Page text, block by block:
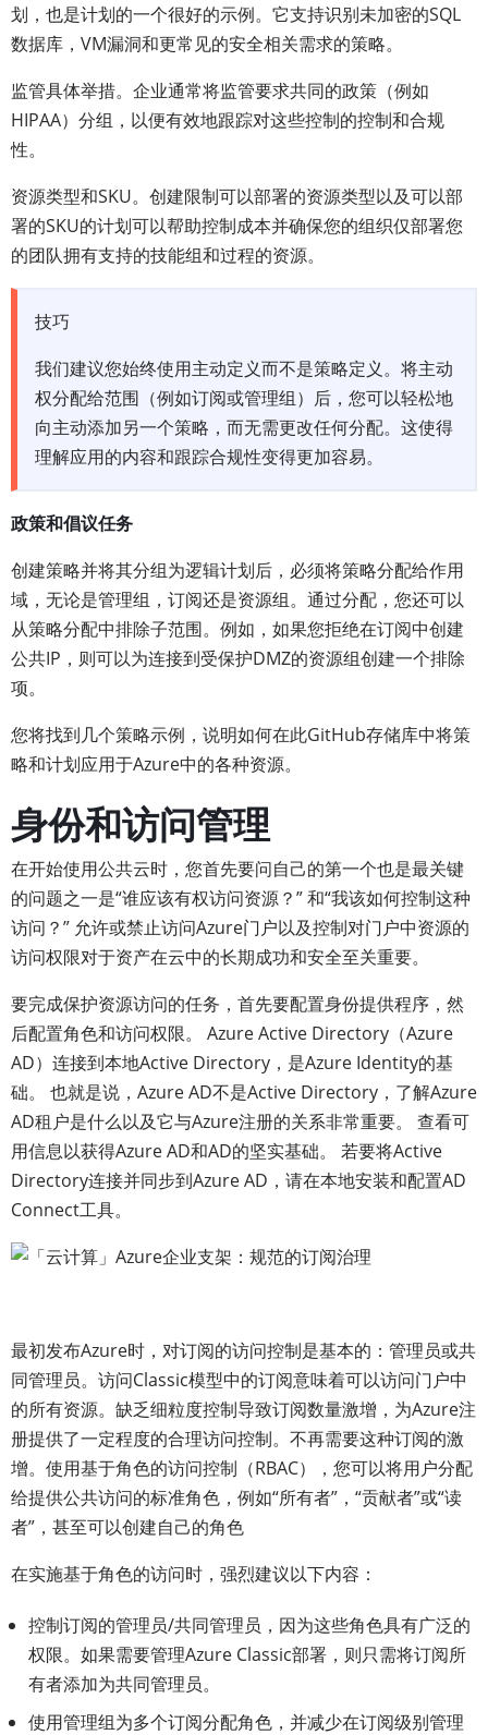
划，也是计划的一个很好的示例。它支持识别未加密的SQL
数据库，VM漏洞和更常见的安全相关需求的策略。
监管具体举措。企业通常将监管要求共同的政策（例如
HIPAA）分组，以便有效地跟踪对这些控制的控制和合规
性。
资源类型和SKU。创建限制可以部署的资源类型以及可以部
署的SKU的计划可以帮助控制成本并确保您的组织仅部署您
的团队拥有支持的技能组和过程的资源。
技巧
我们建议您始终使用主动定义而不是策略定义。将主动
权分配给范围（例如订阅或管理组）后，您可以轻松地
向主动添加另一个策略，而无需更改任何分配。这使得
理解应用的内容和跟踪合规性变得更加容易。
政策和倡议任务
创建策略并将其分组为逻辑计划后，必须将策略分配给作用
域，无论是管理组，订阅还是资源组。通过分配，您还可以
从策略分配中排除子范围。例如，如果您拒绝在订阅中创建
公共IP，则可以为连接到受保护DMZ的资源组创建一个排除
项。
您将找到几个策略示例，说明如何在此GitHub存储库中将策
略和计划应用于Azure中的各种资源。
身份和访问管理
在开始使用公共云时，您首先要问自己的第一个也是最关键
的问题之一是“谁应该有权访问资源？” 和“我该如何控制这种
访问？” 允许或禁止访问Azure门户以及控制对门户中资源的
访问权限对于资产在云中的长期成功和安全至关重要。
要完成保护资源访问的任务，首先要配置身份提供程序，然
后配置角色和访问权限。 Azure Active Directory（Azure
AD）连接到本地Active Directory，是Azure Identity的基
础。 也就是说，Azure AD不是Active Directory，了解Azure
AD租户是什么以及它与Azure注册的关系非常重要。 查看可
用信息以获得Azure AD和AD的坚实基础。 若要将Active
Directory连接并同步到Azure AD，请在本地安装和配置AD
Connect工具。
最初发布Azure时，对订阅的访问控制是基本的：管理员或共
同管理员。访问Classic模型中的订阅意味着可以访问门户中
的所有资源。缺乏细粒度控制导致订阅数量激增，为Azure注
册提供了一定程度的合理访问控制。不再需要这种订阅的激
增。使用基于角色的访问控制（RBAC），您可以将用户分配
给提供公共访问的标准角色，例如“所有者”，“贡献者”或“读
者”，甚至可以创建自己的角色
在实施基于角色的访问时，强烈建议以下内容：
控制订阅的管理员/共同管理员，因为这些角色具有广泛的
权限。如果需要管理Azure Classic部署，则只需将订阅所
有者添加为共同管理员。
使用管理组为多个订阅分配角色，并减少在订阅级别管理